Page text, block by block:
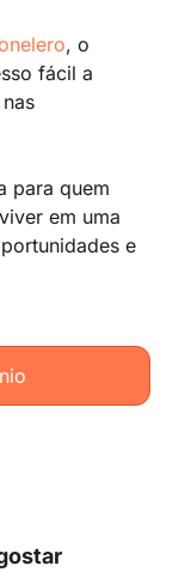
, o
fácil a
para quem
em uma
e